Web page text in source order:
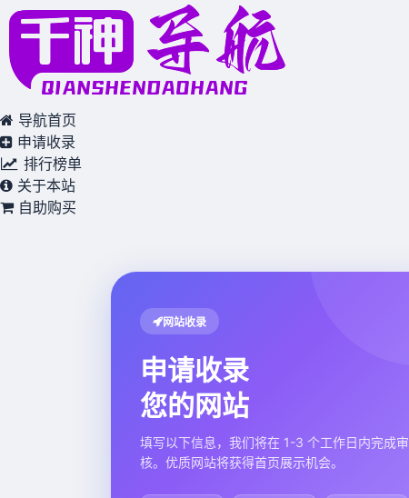
导航首页
申请收录
排行榜单
关于本站
自助购买
网站收录
申请收录
您的网站
填写以下信息，我们将在 1-3 个工作日内完成审
核。优质网站将获得首页展示机会。